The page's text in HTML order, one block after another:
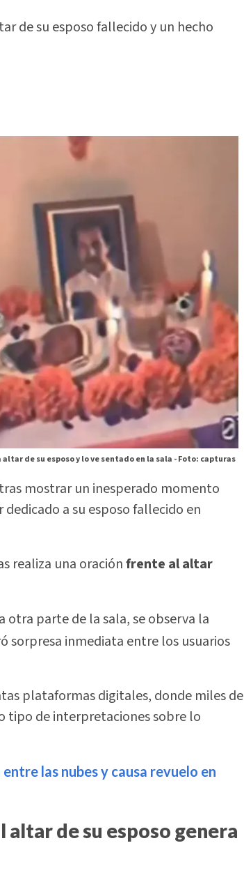
de su esposo fallecido y un hecho
de su esposo y lo ve sentado en la sala -Foto: capturas
mostrar un inesperado momento
dedicado a su esposo fallecido en
realiza una oraciónfrente al altar
otra parte de la sala, se observa la
sorpresa inmediata entre los usuarios
plataformas digitales, donde miles de
tipo de interpretaciones sobre lo
las nubes y causa revuelo en
de su esposo genera